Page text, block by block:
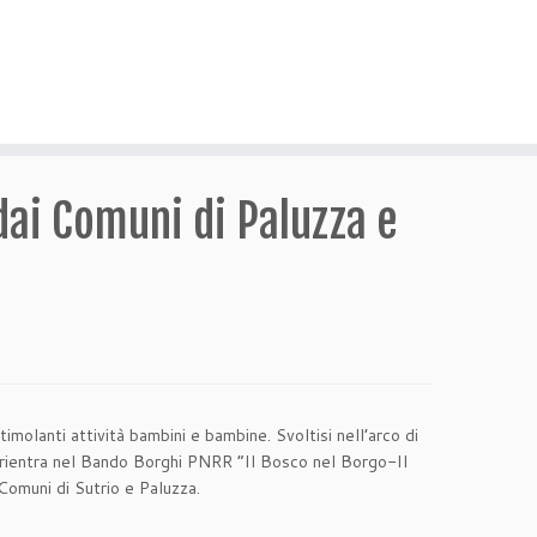
Comuni di Paluzza e
attività bambini e bambine. Svoltisi nell’arco di
nel Bando Borghi PNRR “Il Bosco nel Borgo-Il
di Sutrio e Paluzza.